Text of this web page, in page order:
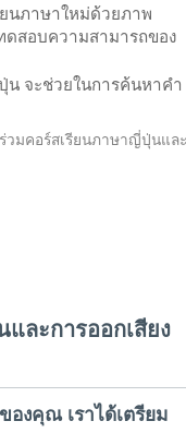
นภาษาใหม่ด้วยภาพ
ดสอบความสามารถของ
น จะช่วยในการค้นหาคำ
วมคอร์สเรียนภาษาญี่ปุ่นและ
ละการออกเสียง
องคุณ เราได้เตรียม